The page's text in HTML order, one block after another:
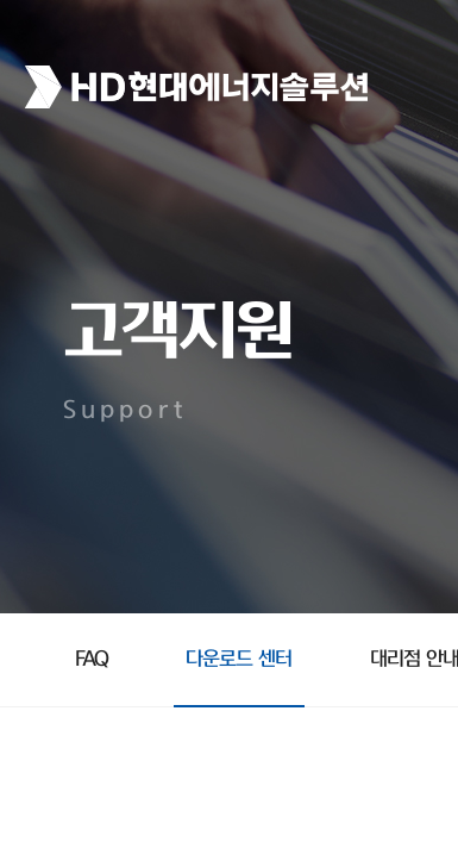
고객지원
Support
FAQ 다운로드 센터 대리점 안내